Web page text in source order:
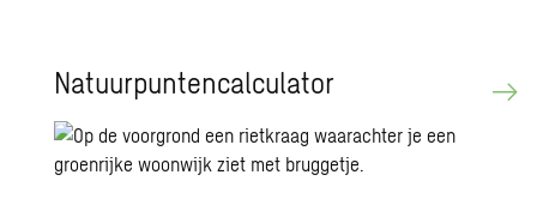
Na­tuur­pun­ten­cal­cu­la­tor